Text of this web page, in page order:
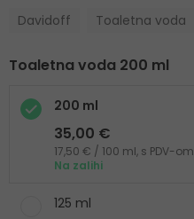
Davidoff Toaletna voda
Toaletna voda 200 ml
200 ml
35,00 €
17,50 € / 100 ml, s PDV-om
Na zalihi
125 ml